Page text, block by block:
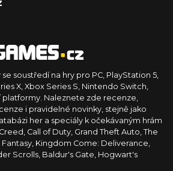
soustředí na hry pro PC, PlayStation 5,
X, Xbox Series S, Nintendo Switch,
platformy. Naleznete zde recenze,
i pravidelné novinky, stejně jako
her a speciály k očekávaným hrám
Call of Duty, Grand Theft Auto, The
Kingdom Come: Deliverance,
Scrolls, Baldur's Gate, Hogwart's